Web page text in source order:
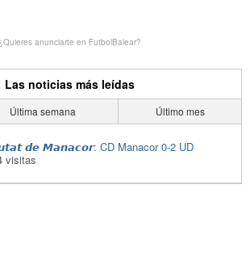
anunciarte en FutbolBalear?
Las noticias más leídas
Última semana Último mes
𝙙𝙚 𝙈𝙖𝙣𝙖𝙘𝙤𝙧: CD Manacor 0-2 UD
visitas